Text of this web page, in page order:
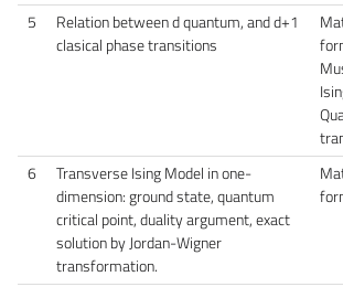
5
Relation between d quantum, and d+1
clasical phase transitions
6
Transverse Ising Model in one-
dimension: ground state, quantum
critical point, duality argument, exact
solution by Jordan-Wigner
transformation.